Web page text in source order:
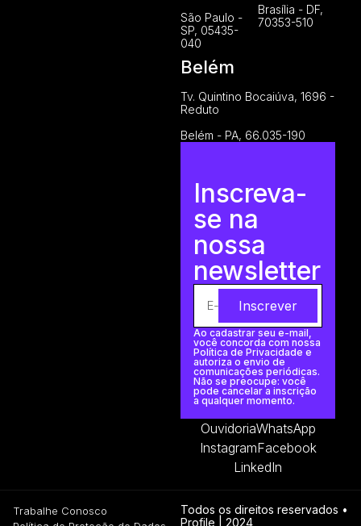
São Paulo -
SP, 05435-
040
Brasília - DF,
70353-510
Belém
Tv. Quintino Bocaiúva, 1696 -
Reduto
Belém - PA, 66.035-190
Inscreva-
se na
nossa
newsletter
Inscrever
Ao cadastrar seu e-mail,
você concorda com nossa
Política de Privacidade e
autoriza o envio de
comunicações periódicas.
Não se preocupe: você
pode cancelar a inscrição
a qualquer momento.
OuvidoriaWhatsApp
InstagramFacebook
LinkedIn
Todos os direitos reservados •
Profile | 2024
Trabalhe Conosco